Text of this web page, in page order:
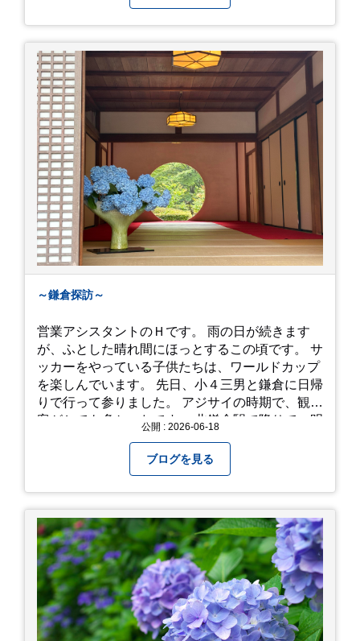
～鎌倉探訪～
営業アシスタントのＨです。 雨の日が続きます
が、ふとした晴れ間にほっとするこの頃です。 サ
ッカーをやっている子供たちは、ワールドカップ
を楽しんでいます。 先日、小４三男と鎌倉に日帰
りで行って参りました。 アジサイの時期で、観光
客がとても多かったです。 北鎌倉駅で降りて、明
器を購入⇒お昼ご飯⇒鶴岡八幡宮⇒江ノ電で大仏
へ。 江ノ島は時間切れで断念！ 明月院のアジサ
イは白にフチが紫のが特に素敵だと思いました。
中１次男が小学校の修学旅行で鎌倉に行った時に
お昼を食べてお勧めという「玉子焼おざわ」のだ
し巻き卵はとてもおいしかったです。 鶴岡八幡宮
のハスは時期が早かったですが、来月は見事だろ
うなぁ。 それでは、皆さん、梅雨冷えの日もござ
いますが、お元気でお過ごし下さい。
公開 : 2026-06-18
ブログを見る